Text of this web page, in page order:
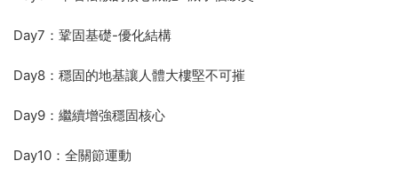
Day7：鞏固基礎-優化結構
Day8：穩固的地基讓人體大樓堅不可摧
Day9：繼續增強穩固核心
Day10：全關節運動